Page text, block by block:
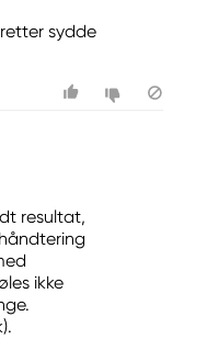
sydde
resultat,
ikke